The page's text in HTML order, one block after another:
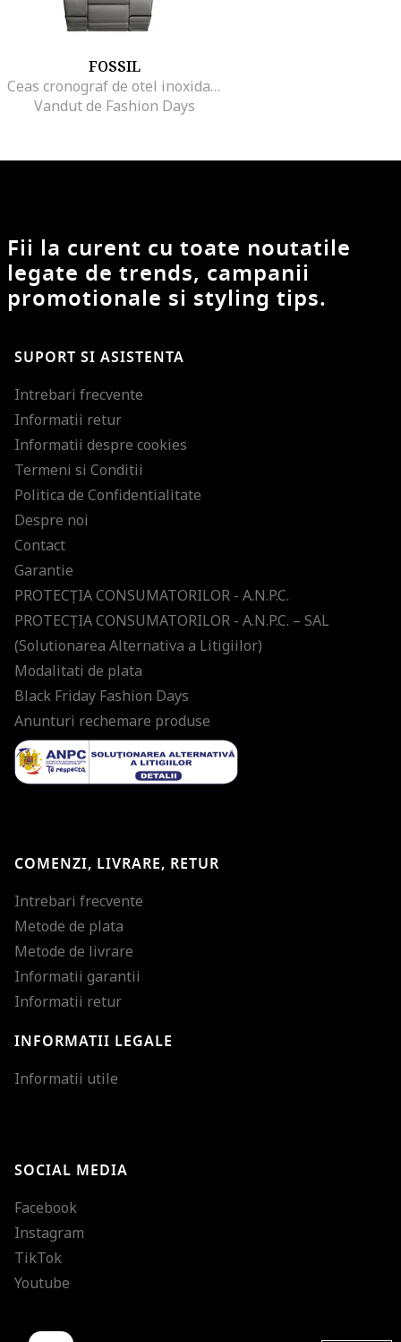
FOSSIL
Ceas cronograf de otel inoxidabil, Gri hematit
Vandut de Fashion Days
Fii la curent cu toate noutatile
legate de trends, campanii
promotionale si styling tips.
SUPORT SI ASISTENTA
Intrebari frecvente
Informatii retur
Informatii despre cookies
Termeni si Conditii
Politica de Confidentialitate
Despre noi
Contact
Garantie
PROTECŢIA CONSUMATORILOR - A.N.P.C.
PROTECŢIA CONSUMATORILOR - A.N.P.C. – SAL
(Solutionarea Alternativa a Litigiilor)
Modalitati de plata
Black Friday Fashion Days
Anunturi rechemare produse
COMENZI, LIVRARE, RETUR
Intrebari frecvente
Metode de plata
Metode de livrare
Informatii garantii
Informatii retur
INFORMATII LEGALE
Informatii utile
SOCIAL MEDIA
Facebook
Instagram
TikTok
Youtube